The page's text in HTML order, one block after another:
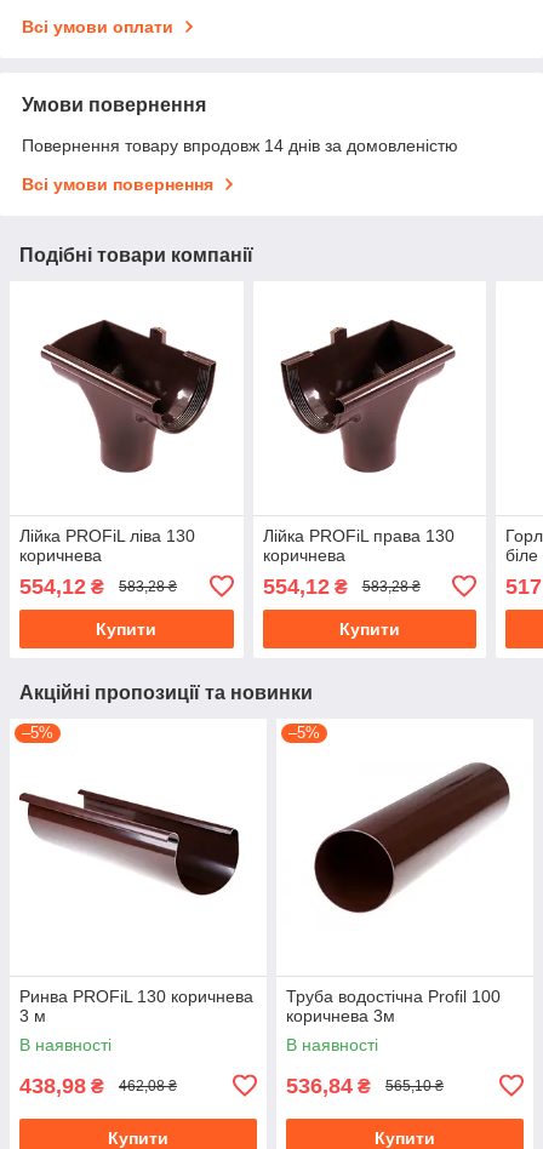
Всі умови оплати
Умови повернення
Повернення товару впродовж 14 днів за домовленістю
Всі умови повернення
Подібні товари компанії
Лійка PROFiL ліва 130
коричнева
554,12 ₴ 583,28 ₴
Купити
Лійка PROFiL права 130
коричнева
554,12₴ 583,28 ₴
Купити
біле
Акційні пропозиції та новинки
–5%
Ринва PROFiL 130 коричнева
3 м
В наявності
438,98 ₴ 462,08 ₴
Купити
–5%
Труба водостічна Profil 100
коричнева 3м
В наявності
536,84 ₴ 565,10 ₴
Купити